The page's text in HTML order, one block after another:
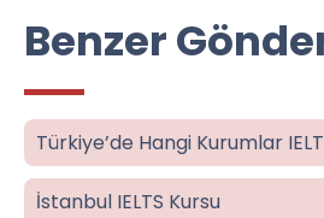
Benzer
Türkiye’de Hangi Kurumlar
İstanbul IELTS Kursu